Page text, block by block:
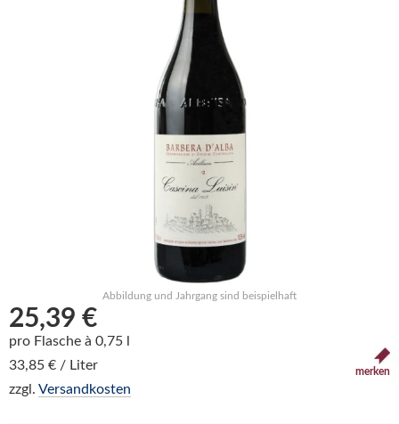
Abbildung und Jahrgang sind beispielhaft
25,39 €
pro Flasche à 0,75 l
33,85 € / Liter
zzgl. Versandkosten
merken